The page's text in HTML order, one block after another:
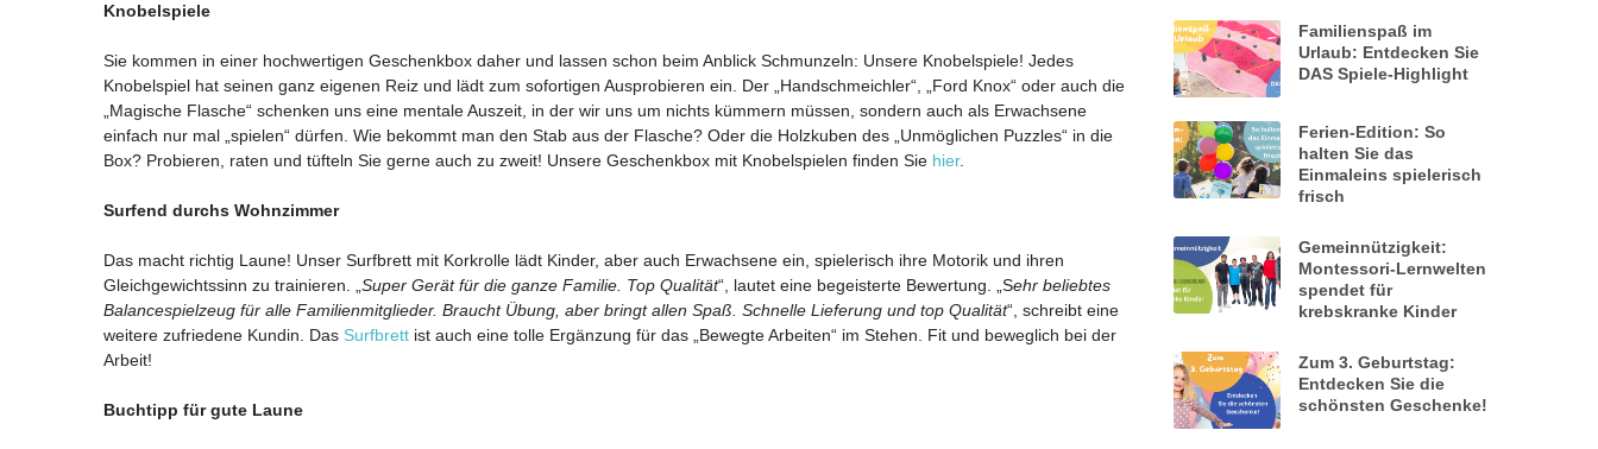
Knobelspiele
Sie kommen in einer hochwertigen Geschenkbox daher und lassen schon beim Anblick Schmunzeln: Unsere Knobelspiele! Jedes
Knobelspiel hat seinen ganz eigenen Reiz und lädt zum sofortigen Ausprobieren ein. Der „Handschmeichler“, „Ford Knox“ oder auch die
„Magische Flasche“ schenken uns eine mentale Auszeit, in der wir uns um nichts kümmern müssen, sondern auch als Erwachsene
einfach nur mal „spielen“ dürfen. Wie bekommt man den Stab aus der Flasche? Oder die Holzkuben des „Unmöglichen Puzzles“ in die
Box? Probieren, raten und tüfteln Sie gerne auch zu zweit! Unsere Geschenkbox mit Knobelspielen finden Sie hier.
Surfend durchs Wohnzimmer
Das macht richtig Laune! Unser Surfbrett mit Korkrolle lädt Kinder, aber auch Erwachsene ein, spielerisch ihre Motorik und ihren
Gleichgewichtssinn zu trainieren. „Super Gerät für die ganze Familie. Top Qualität“, lautet eine begeisterte Bewertung. „Sehr beliebtes
Balancespielzeug für alle Familienmitglieder. Braucht Übung, aber bringt allen Spaß. Schnelle Lieferung und top Qualität“, schreibt eine
weitere zufriedene Kundin. Das Surfbrett ist auch eine tolle Ergänzung für das „Bewegte Arbeiten“ im Stehen. Fit und beweglich bei der
Arbeit!
Buchtipp für gute Laune
Familienspaß im
Urlaub: Entdecken Sie
DAS Spiele-Highlight
Ferien-Edition: So
halten Sie das
Einmaleins spielerisch
frisch
Gemeinnützigkeit:
Montessori-Lernwelten
spendet für
krebskranke Kinder
Zum 3. Geburtstag:
Entdecken Sie die
schönsten Geschenke!